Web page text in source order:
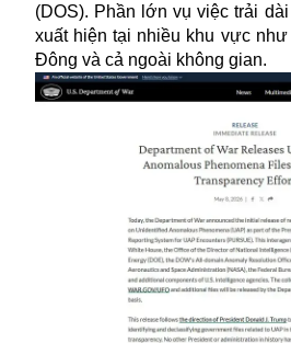
(DOS). Phần lớn vụ việc trải
xuất hiện tại nhiều khu vực như
Đông và cả ngoài không gian.